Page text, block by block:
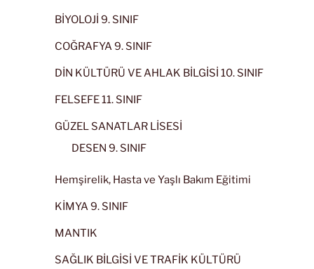
BİYOLOJİ 9. SINIF
COĞRAFYA 9. SINIF
DİN KÜLTÜRÜ VE AHLAK BİLGİSİ 10. SINIF
FELSEFE 11. SINIF
GÜZEL SANATLAR LİSESİ
DESEN 9. SINIF
Hemşirelik, Hasta ve Yaşlı Bakım Eğitimi
KİMYA 9. SINIF
MANTIK
SAĞLIK BİLGİSİ VE TRAFİK KÜLTÜRÜ